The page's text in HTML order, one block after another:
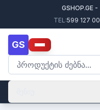
GSHOP.GE
TEL:599 127
GS